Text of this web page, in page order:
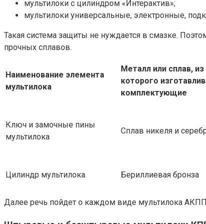
мультилоки с цилиндром «Интерактив»;
мультилоки универсальные, электронные,
Такая система защиты не нуждается в смазке.
прочных сплавов.
Наименование элемента
мультилока
Металл или сплав, из
которого
комплектующие
Ключ и замочные пины
мультилока
Сплав никеля и
Цилиндр мультилока Бериллиевая бронза
Далее речь пойдет о каждом виде мультилока